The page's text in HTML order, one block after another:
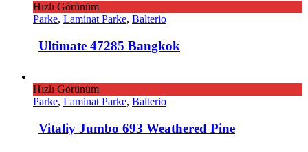
Hızlı Görünüm
Parke, Laminat Parke, Balterio
Ultimate 47285 Bangkok
Hızlı Görünüm
Parke, Laminat Parke, Balterio
Vitaliy Jumbo 693 Weathered Pine